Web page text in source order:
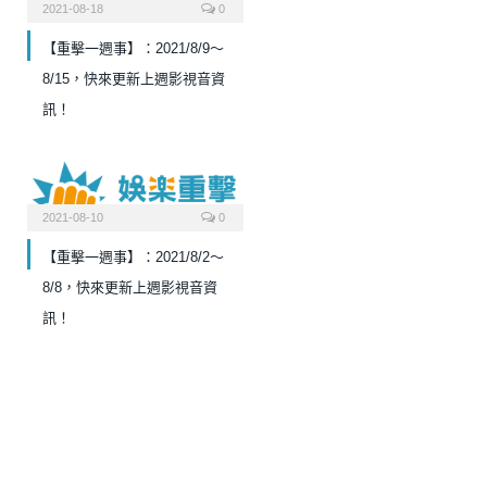
2021-08-18 0
【重擊一週事】：2021/8/9～
8/15，快來更新上週影視音資
訊！
2021-08-10 0
【重擊一週事】：2021/8/2～
8/8，快來更新上週影視音資
訊！